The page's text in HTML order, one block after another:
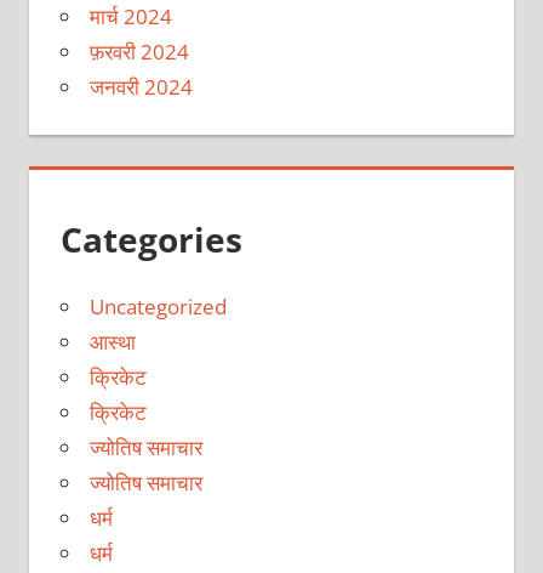
मार्च 2024
फ़रवरी 2024
जनवरी 2024
Categories
Uncategorized
आस्था
क्रिकेट
क्रिकेट
ज्योतिष समाचार
ज्योतिष समाचार
धर्म
धर्म